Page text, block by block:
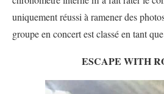
uniquement réussi à ramener des
groupe en concert est classé en tant
ESCAPE WITH